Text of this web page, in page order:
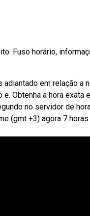
Fuso horário,
em relação a
Obtenha a hora exata
no servidor de
(gmt +3) agora 7